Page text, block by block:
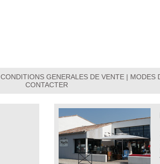
CONDITIONS GENERALES DE VENTE| MODES
CONTACTER